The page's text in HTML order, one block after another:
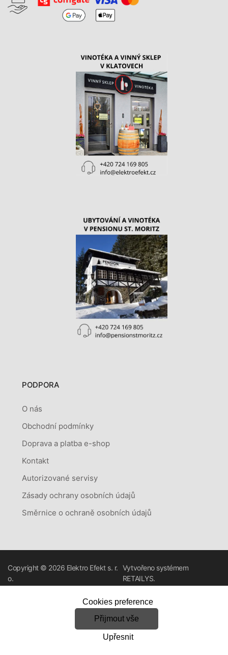
PODPORA
O nás
Obchodní podmínky
Doprava a platba e-shop
Kontakt
Autorizované servisy
Zásady ochrany osobních údajů
Směrnice o ochraně osobních údajů
Copyright © 2026 Elektro Efekt s. r.
o.
Vytvořeno systémem
RETAILYS.
Cookies preference
Přijmout vše
Upřesnit